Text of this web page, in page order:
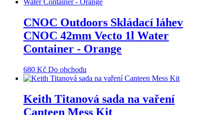
CNOC Outdoors Skládací láhev
CNOC 42mm Vecto 1l Water
Container - Orange
680 Kč Do obchodu
Keith Titanová sada na vaření
Canteen Mess Kit